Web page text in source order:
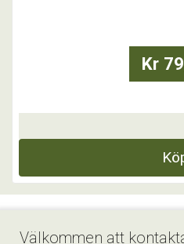
Kr
Välkommen att